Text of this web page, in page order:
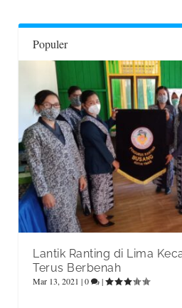
Populer
Lantik Ranting di Lima
Terus Berbenah
Mar 13, 2021 |0 |